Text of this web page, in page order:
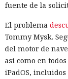
fuente de la
El problema
Tommy Mysk.
del motor de
así como en
iPadOS, incluidos